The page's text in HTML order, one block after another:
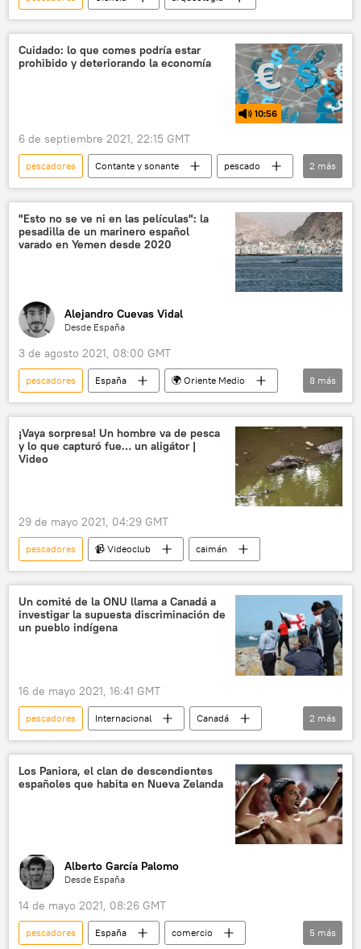
Cuidado: lo que comes podría estar
prohibido y deteriorando la economía
10:56
6 de septiembre 2021, 22:15 GMT
pescadores Contante y sonante
pescado
pesca ilegal
pesca
2 más
"Esto no se ve ni en las películas": la
pesadilla de un marinero español
varado en Yemen desde 2020
Alejandro Cuevas Vidal
Desde España
3 de agosto 2021, 08:00 GMT
pescadores España
🌍 Oriente Medio
Ministerio de Asuntos Exteriores de España
Yemen
océano Índico
detención
barco
Guerra civil de Yemen
8 más
¡Vaya sorpresa! Un hombre va de pesca
y lo que capturó fue… un aligátor |
Video
29 de mayo 2021, 04:29 GMT
pescadores 📹 Videoclub caimán
Un comité de la ONU llama a Canadá a
investigar la supuesta discriminación de
un pueblo indígena
16 de mayo 2021, 16:41 GMT
pescadores Internacional
Canadá
ONU
racismo
2 más
Los Paniora, el clan de descendientes
españoles que habita en Nueva Zelanda
Alberto García Palomo
Desde España
14 de mayo 2021, 08:26 GMT
pescadores España
comercio
5 más